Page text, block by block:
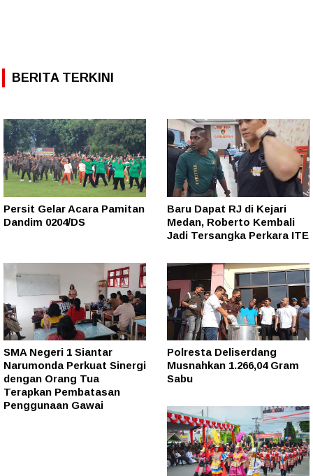
BERITA TERKINI
Persit Gelar Acara Pamitan
Dandim 0204/DS
Baru Dapat RJ di Kejari
Medan, Roberto Kembali
Jadi Tersangka Perkara ITE
SMA Negeri 1 Siantar
Narumonda Perkuat Sinergi
dengan Orang Tua
Terapkan Pembatasan
Penggunaan Gawai
Polresta Deliserdang
Musnahkan 1.266,04 Gram
Sabu